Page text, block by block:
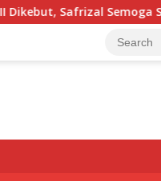
Sesuai Target